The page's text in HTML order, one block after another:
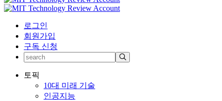
로그인
회원가입
구독 신청
토픽
10대 미래 기술
인공지능